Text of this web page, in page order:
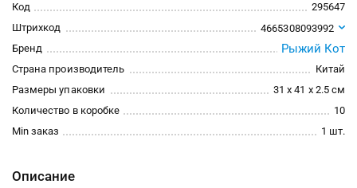
Код
295647
Штрихкод
4665308093992
Бренд
Рыжий Кот
Страна производитель
Китай
Размеры упаковки
31 x 41 x 2.5 см
Количество в коробке
10
Min заказ
1 шт.
Описание